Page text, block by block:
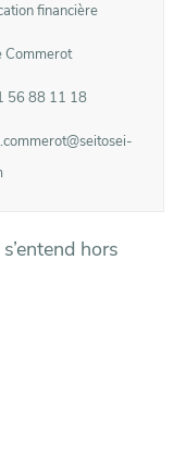
financière
Commerot
56 88 11 18
hors